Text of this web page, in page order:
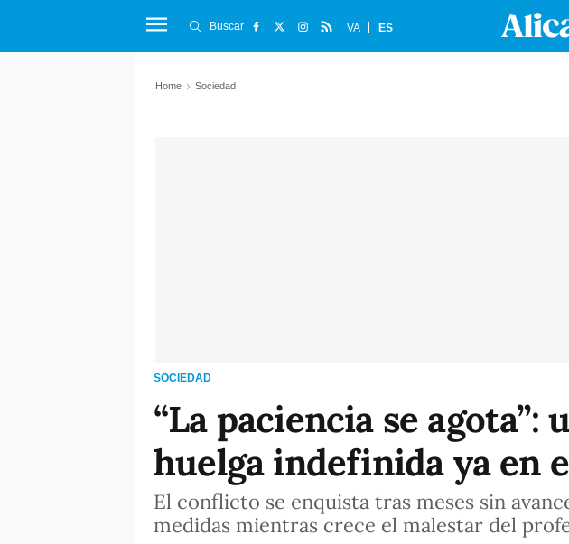
Buscar VA ES
Home Sociedad
SOCIEDAD
“La paciencia se
huelga indefinida ya en
El conflicto se enquista tras meses sin
medidas mientras crece el malestar del